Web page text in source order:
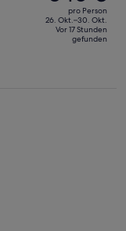
betrug
501 €,
jetzt
pro Person
26. Okt.–30. Okt.
Vor 17 Stunden
gefunden